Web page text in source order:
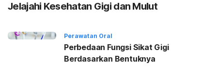
Jelajahi Kesehatan Gigi dan Mulut
Perawatan Oral
Perbedaan Fungsi Sikat Gigi
Berdasarkan Bentuknya